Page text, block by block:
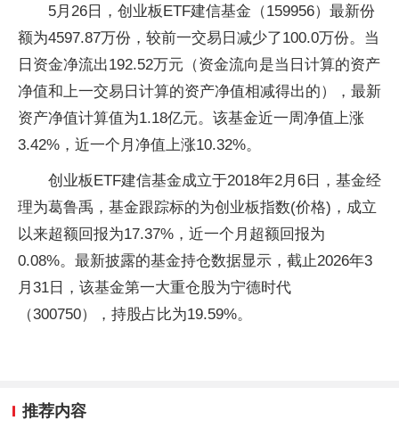
5月26日，创业板ETF建信基金（159956）最新份
额为4597.87万份，较前一交易日减少了100.0万份。当
日资金净流出192.52万元（资金流向是当日计算的资产
净值和上一交易日计算的资产净值相减得出的），最新
资产净值计算值为1.18亿元。该基金近一周净值上涨
3.42%，近一个月净值上涨10.32%。
创业板ETF建信基金成立于2018年2月6日，基金经
理为葛鲁禹，基金跟踪标的为创业板指数(价格)，成立
以来超额回报为17.37%，近一个月超额回报为
0.08%。最新披露的基金持仓数据显示，截止2026年3
月31日，该基金第一大重仓股为宁德时代
（300750），持股占比为19.59%。
推荐内容